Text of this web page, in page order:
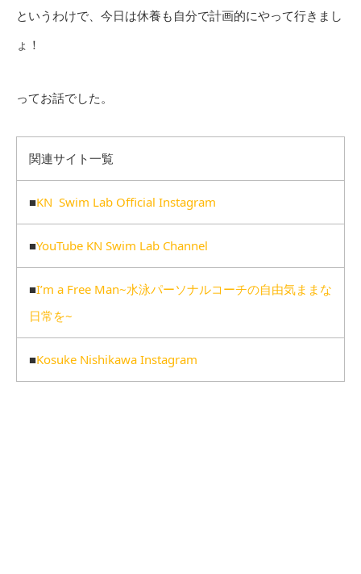
というわけで、今日は休養も自分で計画的にやって行きまし
ょ！
ってお話でした。
関連サイト一覧
■KN Swim Lab Official Instagram
■YouTube KN Swim Lab Channel
■I’m a Free Man~水泳パーソナルコーチの自由気ままな
日常を~
■Kosuke Nishikawa Instagram